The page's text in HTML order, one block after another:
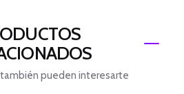
pueden interesarte